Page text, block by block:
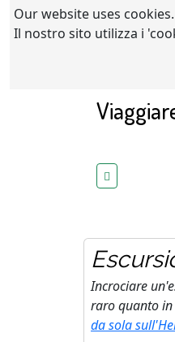
Our website uses
Il nostro sito utilizza i
Incrociare
raro quanto
da sola